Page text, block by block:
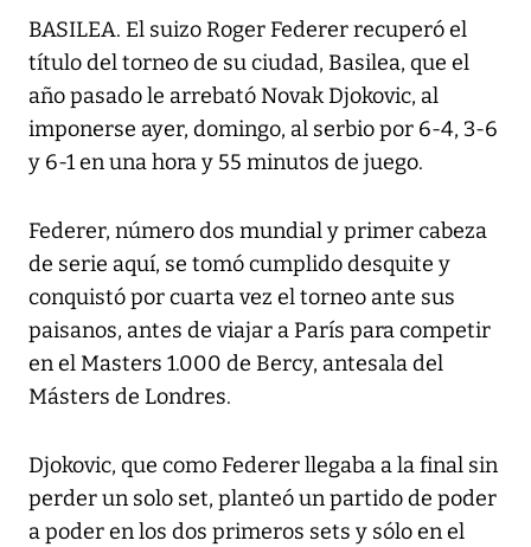
BASILEA. El suizo Roger Federer recuperó el
título del torneo de su ciudad, Basilea, que el
año pasado le arrebató Novak Djokovic, al
imponerse ayer, domingo, al serbio por 6-4, 3-6
y 6-1 en una hora y 55 minutos de juego.
Federer, número dos mundial y primer cabeza
de serie aquí, se tomó cumplido desquite y
conquistó por cuarta vez el torneo ante sus
paisanos, antes de viajar a París para competir
en el Masters 1.000 de Bercy, antesala del
Másters de Londres.
Djokovic, que como Federer llegaba a la final sin
perder un solo set, planteó un partido de poder
a poder en los dos primeros sets y sólo en el